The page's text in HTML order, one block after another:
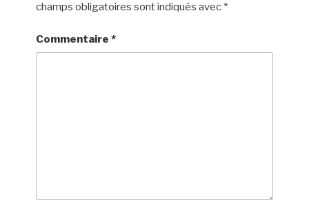
champs obligatoires sont indiqués avec *
Commentaire*